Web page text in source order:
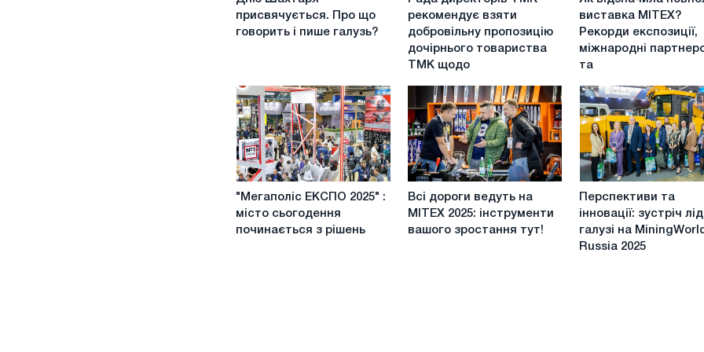
Шахтаря
присвячується.
і
пише
галузь?
присвячується. Про що
говорить і пише галузь?
директорів
ТМК
рекомендує
взяти
добровільну
пропозицію
дочірнього
товариства
ТМК
щодо
звичайних
акцій
ТМК,
рекомендує взяти
добровільну пропозицію
дочірнього товариства
ТМК щодо
відзначила
повноліття
виставка
MITEX?
експозиції,
міжнародні
партнерства
та
"новосілля»в
"Крокус
Експо"
виставка MITEX?
Рекорди експозиції,
міжнародні
та
"Мегаполіс
ЕКСПО
"Мегаполіс ЕКСПО 2025" :
місто сьогодення
починається з рішень
Всі
дороги
Всі дороги ведуть на
MITEX 2025: інструменти
вашого зростання тут!
Перспективи
та
інновації:
зустріч
Перспективи та
інновації: зустріч
галузі на
Russia 2025